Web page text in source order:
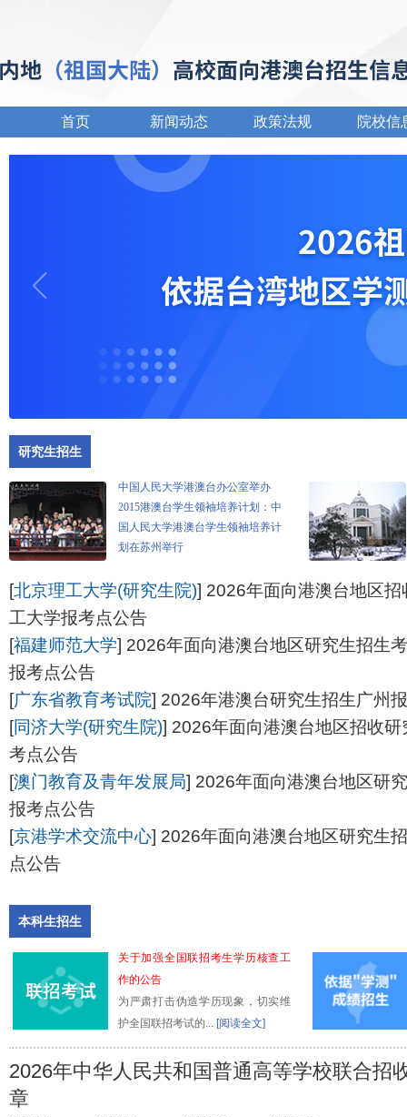
首页 新闻动态 政策法规 院校信
研究生招生
[北京理工大学(研究生院)] 2026年面向港澳台地区
工大学报考点公告
[福建师范大学] 2026年面向港澳台地区研究生招生
报考点公告
[广东省教育考试院] 2026年港澳台研究生招生广州
[同济大学(研究生院)] 2026年面向港澳台地区招收
考点公告
[澳门教育及青年发展局] 2026年面向港澳台地区研
报考点公告
[京港学术交流中心] 2026年面向港澳台地区研究生
点公告
本科生招生
关于加强全国联招考生学历核查工
作的公告
为严肃打击伪造学历现象，切实维
护全国联招考试的... [阅读全文]
2026年中华人民共和国普通高等学校联合招
章